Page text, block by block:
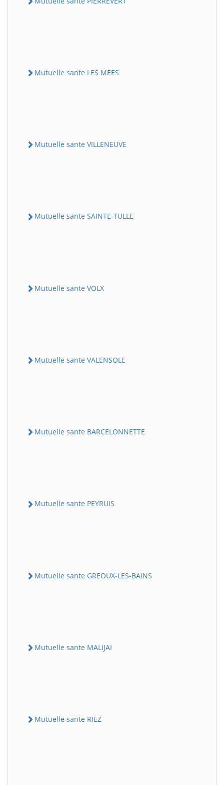
Mutuelle sante LES MEES
Mutuelle sante VILLENEUVE
Mutuelle sante SAINTE-TULLE
Mutuelle sante VOLX
Mutuelle sante VALENSOLE
Mutuelle sante BARCELONNETTE
Mutuelle sante PEYRUIS
Mutuelle sante GREOUX-LES-BAINS
Mutuelle sante MALIJAI
Mutuelle sante RIEZ